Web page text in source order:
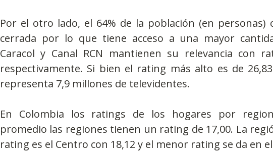
Por el otro lado, el 64% de la población (en personas)
cerrada por lo que tiene acceso a una mayor
Caracol y Canal RCN mantienen su relevancia con
respectivamente. Si bien el rating más alto es de
representa 7,9 millones de televidentes.
En Colombia los ratings de los hogares por
promedio las regiones tienen un rating de 17,00. La
rating es el Centro con 18,12 y el menor rating se da en